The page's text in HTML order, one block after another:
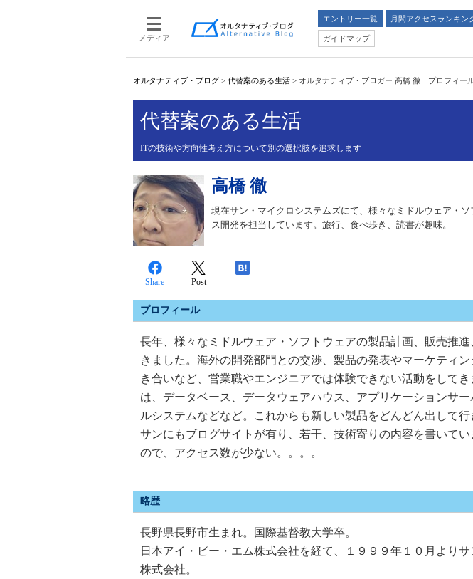
メディア
エントリー一覧 月間アクセスランキン
ガイドマップ
オルタナティブ・ブログ > 代替案のある生活 > オルタナティブ・ブロガー 高橋 徹 プロフィー
代替案のある生活
ITの技術や方向性考え方について別の選択肢を追求します
高橋 徹
現在サン・マイクロシステムズにて、様々なミドルウェア・
ス開発を担当しています。旅行、食べ歩き、読書が趣味。
Share Post -
プロフィール
長年、様々なミドルウェア・ソフトウェアの製品計画、販売推
きました。海外の開発部門との交渉、製品の発表やマーケティ
き合いなど、営業職やエンジニアでは体験できない活動をして
は、データベース、データウェアハウス、アプリケーションサ
ルシステムなどなど。これからも新しい製品をどんどん出して行
サンにもブログサイトが有り、若干、技術寄りの内容を書いて
ので、アクセス数が少ない。。。。
略歴
長野県長野市生まれ。国際基督教大学卒。
日本アイ・ビー・エム株式会社を経て、１９９９年１０月より
株式会社。